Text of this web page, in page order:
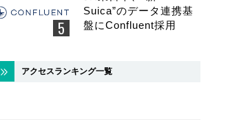
Suica”のデータ連携基
盤にConfluent採用
アクセスランキング一覧